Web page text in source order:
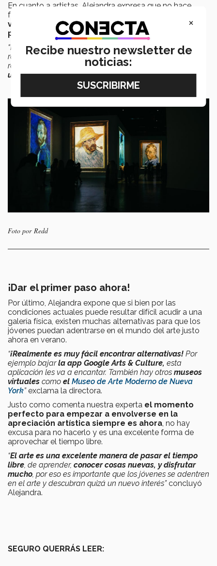
En cuanto a artistas, Alejandra expresa que no hace
falta centrarse en uno como tal pues existe una
variedad muy grande de artistas de los cuales se
puede aprender.
“Puede ser un artista modernoocontemporáneocon
raíces fuertes, comoJosé Guadalupe Posada. Hay que
recordar que
lo más local se convierte en lo más
universal”explica la Arquitecta.
Foto por Redd
¡Dar el primer paso ahora!
Por último, Alejandra expone que si bien por las
condiciones actuales puede resultar difícil acudir a una
galería física, existen muchas alternativas para que los
jóvenes puedan adentrarse en el mundo del arte justo
ahora en verano.
“¡Realmente es muy fácil encontrar alternativas! Por
ejemplo bajarla app Google Arts & Culture, esta
aplicación les va a encantar. También hay otros museos
virtuales como el Museo de Arte Moderno de Nueva
York”exclama la directora.
Justo como comenta nuestra experta el momento
perfecto para empezar a envolverse en la
apreciación artística siempre es ahora , no hay
excusa para no hacerlo y es una excelente forma de
aprovechar el tiempo libre.
“El arte es una excelente manera de pasar el tiempo
libre , de aprender, conocer cosas nuevas, y disfrutar
mucho , por eso es importante que los jóvenes se adentren
en el arte y descubran quizá un nuevo interés”concluyó
Alejandra.
SEGURO QUERRÁS LEER:
×
Recibe nuestro newsletter de
noticias: